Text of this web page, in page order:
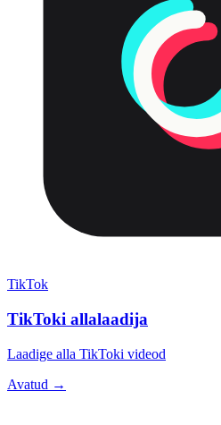
TikTok
TikToki allalaadija
Laadige alla TikToki videod
Avatud →